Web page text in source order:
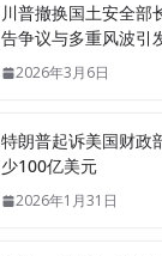
川普撤换国土安全部
告争议与多重风波引
2026年3月6日
特朗普起诉美国财政
少100亿美元
2026年1月31日